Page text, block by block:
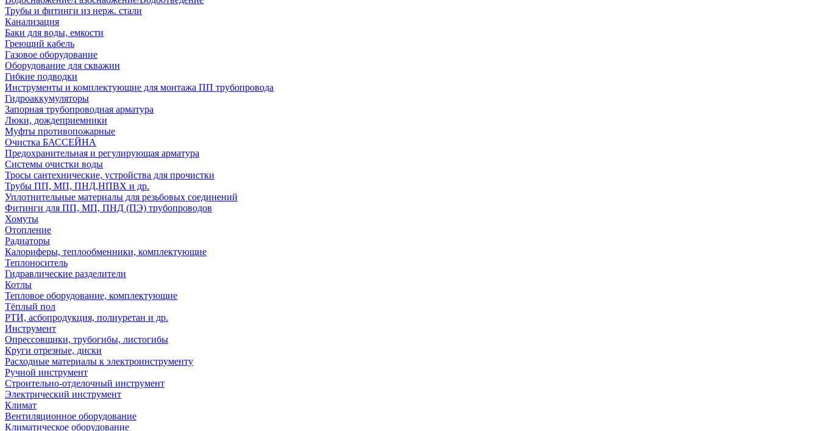
Трубы и фитинги из нерж. стали
Канализация
Баки для воды, емкости
Греющий кабель
Газовое оборудование
Оборудование для скважин
Гибкие подводки
Инструменты и комплектующие для монтажа ПП трубопровода
Гидроаккумуляторы
Запорная трубопроводная арматура
Люки, дождеприемники
Муфты противопожарные
Очистка БАССЕЙНА
Предохранительная и регулирующая арматура
Системы очистки воды
Тросы сантехнические, устройства для прочистки
Трубы ПП, МП, ПНД,НПВХ и др.
Уплотнительные материалы для резьбовых соединений
Фитинги для ПП, МП, ПНД (ПЭ) трубопроводов
Хомуты
Отопление
Радиаторы
Калориферы, теплообменники, комплектующие
Теплоноситель
Гидравлические разделители
Котлы
Тепловое оборудование, комплектующие
Тёплый пол
РТИ, асбопродукция, полиуретан и др.
Инструмент
Опрессовщики, трубогибы, листогибы
Круги отрезные, диски
Расходные материалы к электроинструменту
Ручной инструмент
Строительно-отделочный инструмент
Электрический инструмент
Климат
Вентиляционное оборудование
Климатическое оборудование